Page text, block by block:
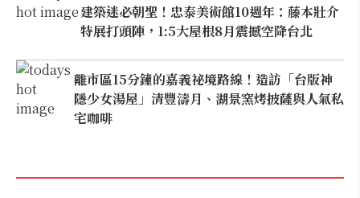
建築迷必朝聖！忠泰美術館10週年：藤本壯介
特展打頭陣，1:5大屋根8月震撼空降台北
離市區15分鐘的嘉義祕境路線！造訪「台版神
隱少女湯屋」清豐濤月、湖景窯烤披薩與人氣私
宅咖啡